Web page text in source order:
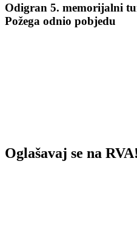
Odigran 5. memorijalni
Požega odnio pobjedu
Oglašavaj se na RVA!